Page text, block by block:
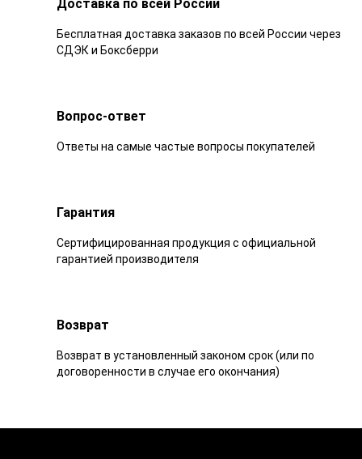
Доставка по всей России
Бесплатная доставка заказов по всей России через
СДЭК и Боксберри
Вопрос-ответ
Ответы на самые частые вопросы покупателей
Гарантия
Сертифицированная продукция с официальной
гарантией производителя
Возврат
Возврат в установленный законом срок (или по
договоренности в случае его окончания)